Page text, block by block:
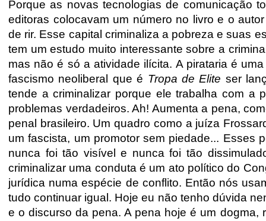
Porque as novas tecnologias de comunicação
editoras colocavam um número no livro e o
de rir. Esse capital criminaliza a pobreza e suas
tem um estudo muito interessante sobre a
mas não é só a atividade ilícita. A pirataria é
fascismo neoliberal que é Tropa de Elite ser
tende a criminalizar porque ele trabalha com a
problemas verdadeiros. Ah! Aumenta a pena,
penal brasileiro. Um quadro como a juíza
um fascista, um promotor sem piedade... Esses
nunca foi tão visível e nunca foi tão
criminalizar uma conduta é um ato político do
jurídica numa espécie de conflito. Então nós
tudo continuar igual. Hoje eu não tenho dúvida
e o discurso da pena. A pena hoje é um